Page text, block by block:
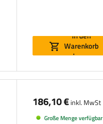
In den
Warenkorb
legen
186,10 €inkl. MwSt
Große Menge verfügbar